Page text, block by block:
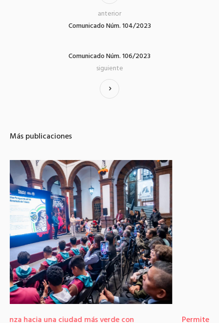
Comunicado Núm. 104/2023
anterior
Comunicado Núm. 106/2023
siguiente
Más publicaciones
Permite Botón S.O.S. rescatar a mujer y capturar a